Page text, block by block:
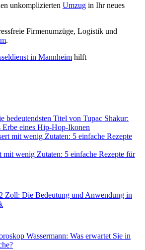
unkomplizierten Umzug in Ihr neues
Firmenumzüge, Logistik und
.
in Mannheim hilft
bedeutendsten Titel von Tupac Shakur:
eines Hip-Hop-Ikonen
mit wenig Zutaten: 5 einfache Rezepte für
Zoll: Die Bedeutung und Anwendung in
Wassermann: Was erwartet Sie in